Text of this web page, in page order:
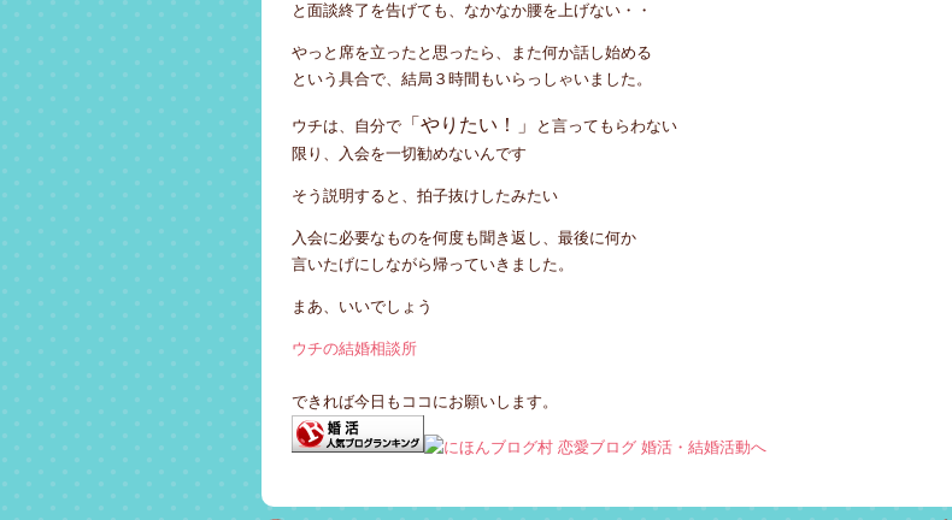
と面談終了を告げても、なかなか腰を上げない・・
やっと席を立ったと思ったら、また何か話し始める
という具合で、結局３時間もいらっしゃいました。
ウチは、自分で 「やりたい！」
と言ってもらわない
限り、入会を一切勧めないんです
そう説明すると、拍子抜けしたみたい
入会に必要なものを何度も聞き返し、最後に何か
言いたげにしながら帰っていきました。
まあ、いいでしょう
ウチの結婚相談所
できれば今日もココにお願いします。